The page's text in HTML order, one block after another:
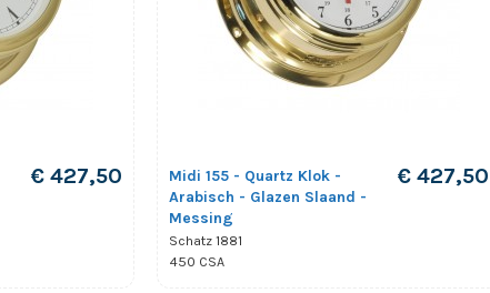
€ 427,50
Midi 155 - Quartz Klok -
Arabisch - Glazen Slaand -
Messing
Schatz 1881
450 CSA
€ 427,50